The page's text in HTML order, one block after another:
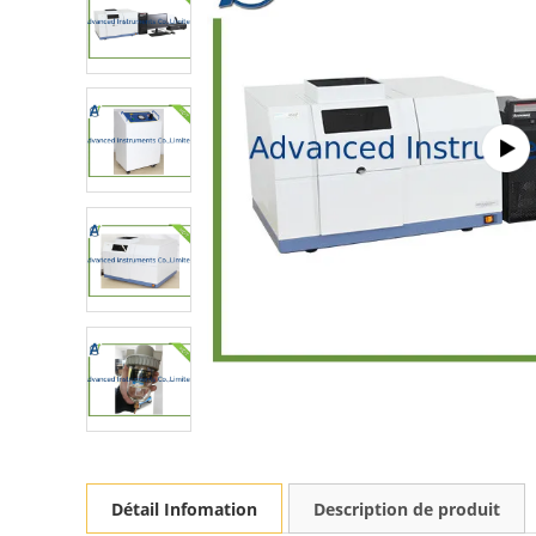
Détail Infomation Description de produit